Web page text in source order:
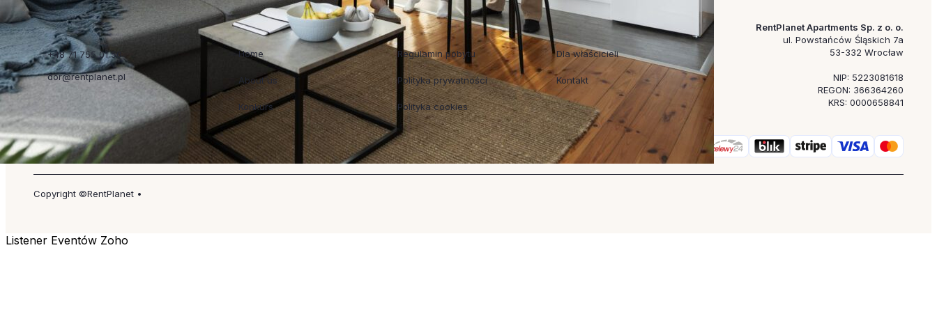
+48 71 755 01 50
dor@rentplanet.pl
Szybkie linki
Home
About us
Konkurs
Regulaminy
Regulamin pobytu
Polityka prywatności
Polityka cookies
Współpraca
Dla właścicieli
Kontakt
RentPlanet Apartments Sp. z o. o.
ul. Powstańców Śląskich 7a
53-332 Wrocław
NIP: 5223081618
REGON: 366364260
KRS: 0000658841
Copyright ©RentPlanet •
Listener Eventów Zoho